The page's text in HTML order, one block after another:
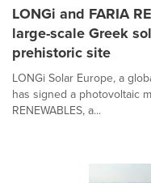
LONGi and FARIA
large-scale Greek
prehistoric site
LONGi Solar Europe, a
has signed a photovoltaic
RENEWABLES, a...